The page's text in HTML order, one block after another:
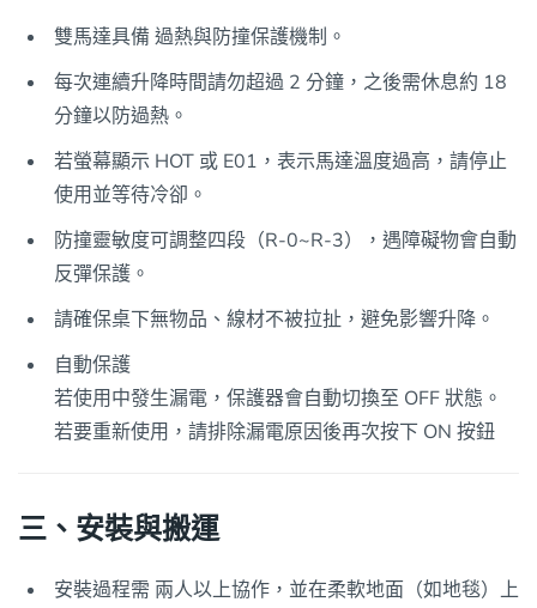
雙馬達具備 過熱與防撞保護機制。
每次連續升降時間請勿超過 2 分鐘，之後需休息約 18
分鐘以防過熱。
若螢幕顯示 HOT 或 E01，表示馬達溫度過高，請停止
使用並等待冷卻。
防撞靈敏度可調整四段（R-0~R-3），遇障礙物會自動
反彈保護。
請確保桌下無物品、線材不被拉扯，避免影響升降。
自動保護
若使用中發生漏電，保護器會自動切換至 OFF 狀態。
若要重新使用，請排除漏電原因後再次按下 ON 按鈕
三、安裝與搬運
安裝過程需 兩人以上協作，並在柔軟地面（如地毯）上